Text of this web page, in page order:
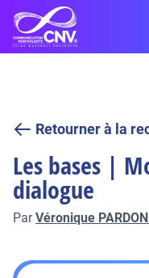
Retourner à la
Les bases |
dialogue
ParVéronique